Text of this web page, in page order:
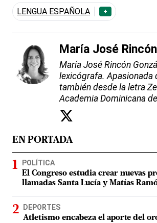
LENGUA ESPAÑOLA +
María José Rincón
María José Rincón
lexicógrafa. Apasionada
también desde la letra
Academia Dominicana
EN PORTADA
POLÍTICA
El Congreso estudia crear nuevas
llamadas Santa Lucía y Matías
DEPORTES
Atletismo encabeza el aporte del